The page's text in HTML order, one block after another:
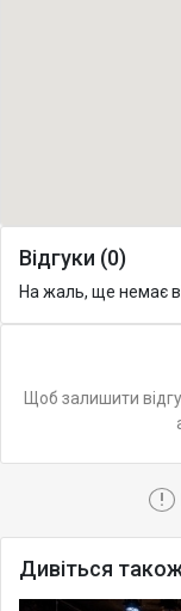
Відгуки (0)
На жаль, ще немає
Щоб залишити
!
Дивіться